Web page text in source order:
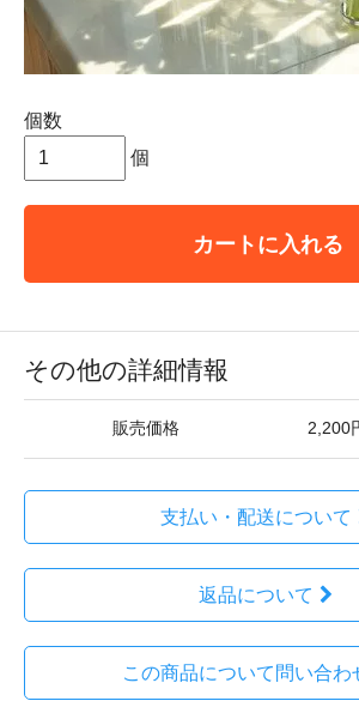
個数
個
カートに入れる
その他の詳細情報
販売価格 2,200
支払い・配送について
返品について
この商品について問い合わ